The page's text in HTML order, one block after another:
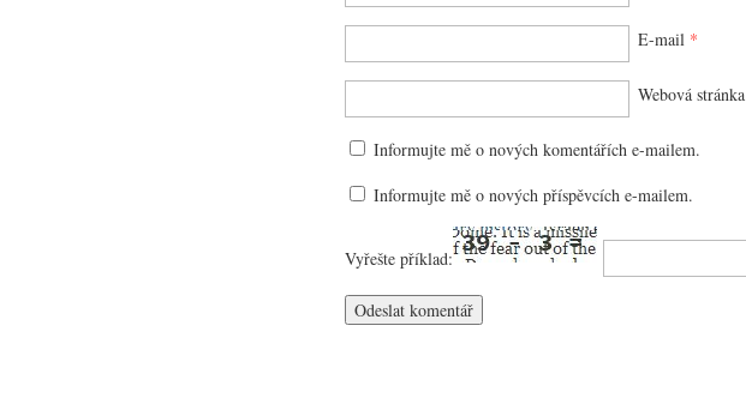
E-mail *
Webová stránka
Informujte mě o nových komentářích e-mailem.
Informujte mě o nových příspěvcích e-mailem.
Vyřešte příklad: